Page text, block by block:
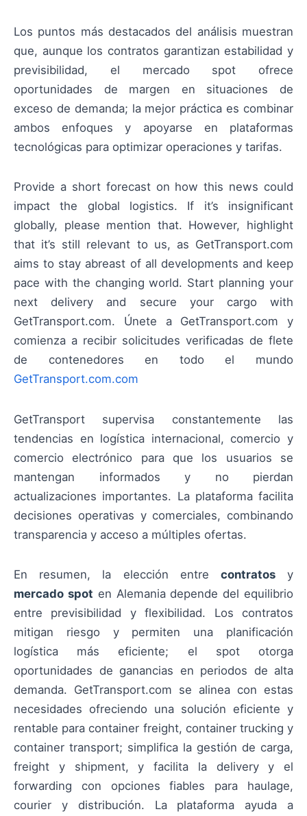
Los puntos más destacados del análisis muestran
que, aunque los contratos garantizan estabilidad y
previsibilidad, el mercado spot ofrece
oportunidades de margen en situaciones de
exceso de demanda; la mejor práctica es combinar
ambos enfoques y apoyarse en plataformas
tecnológicas para optimizar operaciones y tarifas.
Provide a short forecast on how this news could
impact the global logistics. If it’s insignificant
globally, please mention that. However, highlight
that it’s still relevant to us, as GetTransport.com
aims to stay abreast of all developments and keep
pace with the changing world. Start planning your
next delivery and secure your cargo with
GetTransport.com. Únete a GetTransport.com y
comienza a recibir solicitudes verificadas de flete
de contenedores en todo el mundo
GetTransport.com.com
GetTransport supervisa constantemente las
tendencias en logística internacional, comercio y
comercio electrónico para que los usuarios se
mantengan informados y no pierdan
actualizaciones importantes. La plataforma facilita
decisiones operativas y comerciales, combinando
transparencia y acceso a múltiples ofertas.
En resumen, la elección entre contratosy
mercado spot en Alemania depende del equilibrio
entre previsibilidad y flexibilidad. Los contratos
mitigan riesgo y permiten una planificación
logística más eficiente; el spot otorga
oportunidades de ganancias en periodos de alta
demanda. GetTransport.com se alinea con estas
necesidades ofreciendo una solución eficiente y
rentable para container freight, container trucking y
container transport; simplifica la gestión de carga,
freight y shipment, y facilita la delivery y el
forwarding con opciones fiables para haulage,
courier y distribución. La plataforma ayuda a